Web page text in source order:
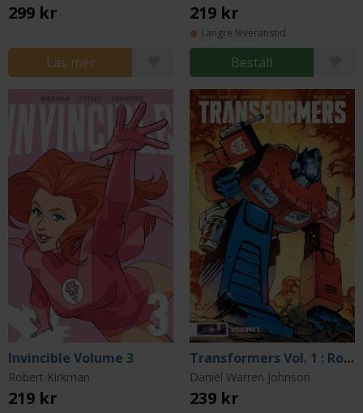
299 kr
Läs mer
219 kr
Längre leveranstid
Beställ
Invincible Volume 3
Robert Kirkman
219 kr
Transformers Vol. 1 : Robots in Disguise
Daniel Warren Johnson
239 kr